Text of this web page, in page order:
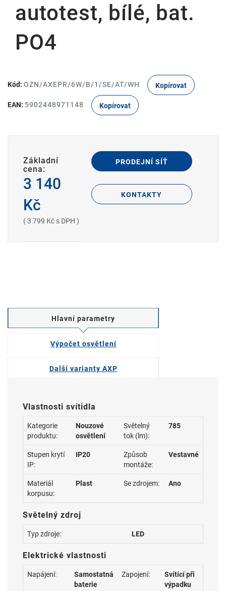
autotest, bílé, bat.
PO4
Kód: OZN/AXEPR/6W/B/1/SE/AT/WH Kopírovat
EAN: 5902448971148 Kopírovat
Základní
cena:
3 140
Kč
( 3 799 Kč s DPH )
PRODEJNÍ SÍŤ
KONTAKTY
Hlavní parametry
Výpočet osvětlení
Další varianty AXP
Vlastnosti svítidla
Kategorie
produktu:
Nouzové
osvětlení
Světelný
tok (lm):
785
Stupen krytí
IP:
IP20
Způsob
montáže:
Vestavné
Materiál
korpusu:
Plast Se zdrojem: Ano
Světelný zdroj
Typ zdroje: LED
Elektrické vlastnosti
Napájení:
Samostatná
baterie
Zapojení:
Svítící při
výpadku